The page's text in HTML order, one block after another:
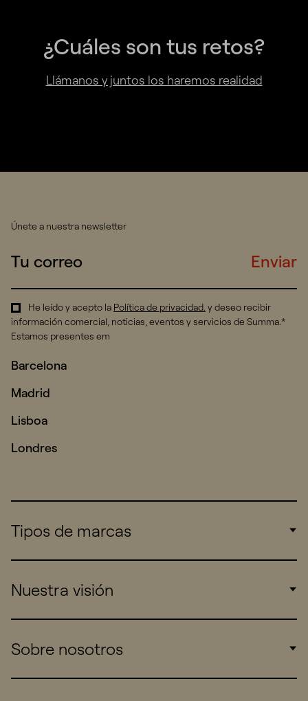
¿Cuáles son tus retos?
Llámanos y juntos los haremos realidad
Únete a nuestra newsletter
Enviar
He leído y acepto la Política de privacidad. y deseo recibir
información comercial, noticias, eventos y servicios de Summa.*
Estamos presentes em
Barcelona
Madrid
Lisboa
Londres
Tipos de marcas
Consumers
Startups
Nuestra visión
Work
Sobre nosotros